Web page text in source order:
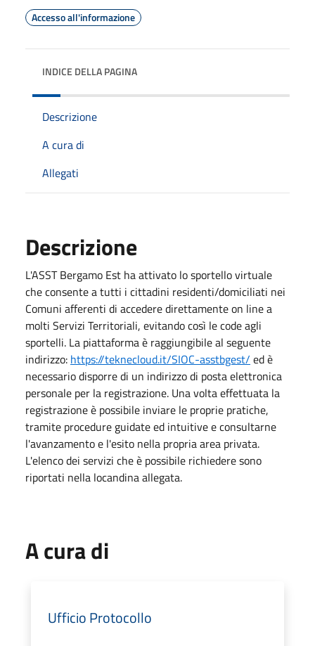
Accesso all'informazione
INDICE DELLA PAGINA
Descrizione
A cura di
Allegati
Descrizione
L'ASST Bergamo Est ha attivato lo sportello virtuale
che consente a tutti i cittadini residenti/domiciliati nei
Comuni afferenti di accedere direttamente on line a
molti Servizi Territoriali, evitando così le code agli
sportelli. La piattaforma è raggiungibile al seguente
indirizzo: https://teknecloud.it/SIOC-asstbgest/ ed è
necessario disporre di un indirizzo di posta elettronica
personale per la registrazione. Una volta effettuata la
registrazione è possibile inviare le proprie pratiche,
tramite procedure guidate ed intuitive e consultarne
l'avanzamento e l'esito nella propria area privata.
L'elenco dei servizi che è possibile richiedere sono
riportati nella locandina allegata.
A cura di
Ufficio Protocollo